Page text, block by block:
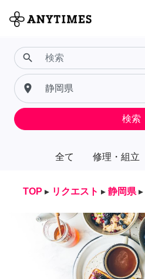
全て 修理・組立
search
place
検索
TOP ▸ リクエスト ▸ 静岡県 ▸